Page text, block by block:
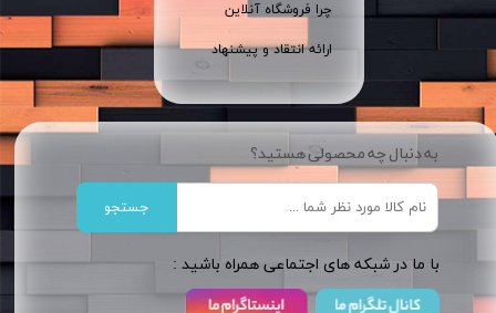
چرا فروشگاه آنلاین
ارائه انتقاد و پیشنهاد
به دنبال چه محصولی هستید؟
جستجو
​​با ما در شبکه های اجتماعی همراه باشید :